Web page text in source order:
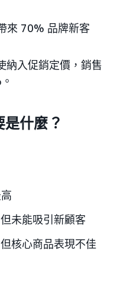
來 70% 品牌新客
納入促銷定價，銷售
是什麼？
未能吸引新顧客
核心商品表現不佳